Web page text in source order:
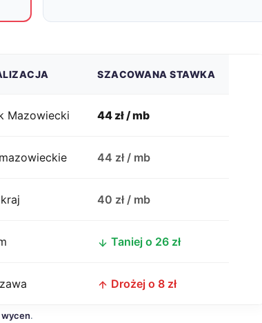
SZACOWANA STAWKA
Mazowiecki 44 zł / mb
44 zł / mb
40 zł / mb
Taniej o 26 zł
Drożej o 8 zł
wycen.